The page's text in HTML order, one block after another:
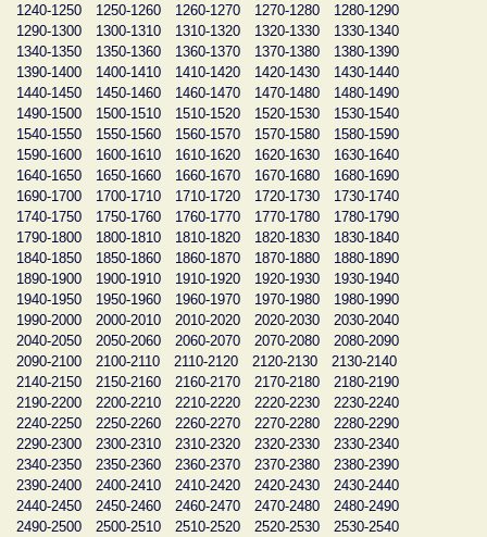
1240-1250
1250-1260 1260-1270 1270-1280
1280-1290
1290-1300
1300-1310 1310-1320 1320-1330
1330-1340
1340-1350
1350-1360 1360-1370 1370-1380
1380-1390
1390-1400
1400-1410 1410-1420 1420-1430
1430-1440
1440-1450
1450-1460 1460-1470 1470-1480
1480-1490
1490-1500
1500-1510 1510-1520 1520-1530
1530-1540
1540-1550
1550-1560 1560-1570 1570-1580
1580-1590
1590-1600
1600-1610 1610-1620 1620-1630
1630-1640
1640-1650
1650-1660 1660-1670 1670-1680
1680-1690
1690-1700
1700-1710 1710-1720 1720-1730
1730-1740
1740-1750
1750-1760 1760-1770 1770-1780
1780-1790
1790-1800
1800-1810 1810-1820 1820-1830
1830-1840
1840-1850
1850-1860 1860-1870 1870-1880
1880-1890
1890-1900
1900-1910 1910-1920 1920-1930
1930-1940
1940-1950
1950-1960 1960-1970 1970-1980
1980-1990
1990-2000
2000-2010 2010-2020 2020-2030
2030-2040
2040-2050
2050-2060 2060-2070 2070-2080
2080-2090
2090-2100
2100-2110 2110-2120 2120-2130
2130-2140
2140-2150
2150-2160 2160-2170 2170-2180
2180-2190
2190-2200
2200-2210 2210-2220 2220-2230
2230-2240
2240-2250
2250-2260 2260-2270 2270-2280
2280-2290
2290-2300
2300-2310 2310-2320 2320-2330
2330-2340
2340-2350
2350-2360 2360-2370 2370-2380
2380-2390
2390-2400
2400-2410 2410-2420 2420-2430
2430-2440
2440-2450
2450-2460 2460-2470 2470-2480
2480-2490
2490-2500
2500-2510 2510-2520 2520-2530
2530-2540